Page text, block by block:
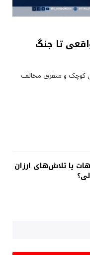
تا جنگ
کوچک و متفرق مخالف
یا تلاش‌های ارزان